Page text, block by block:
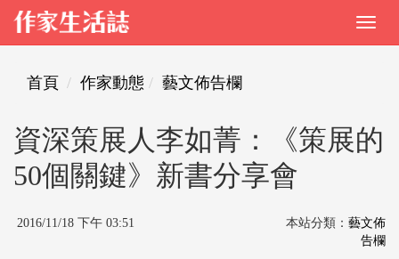
首頁 作家動態 藝文佈告欄
資深策展人李如菁：《策展的
50個關鍵》新書分享會
2016/11/18 下午 03:51 本站分類： 藝文佈
告欄